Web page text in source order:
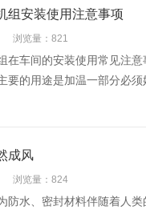
组安装使用注意事项
浏览量：821
在车间的安装使用常见注
要的用途是加温一部分必须
成风
浏览量：824
防水、密封材料伴随着人